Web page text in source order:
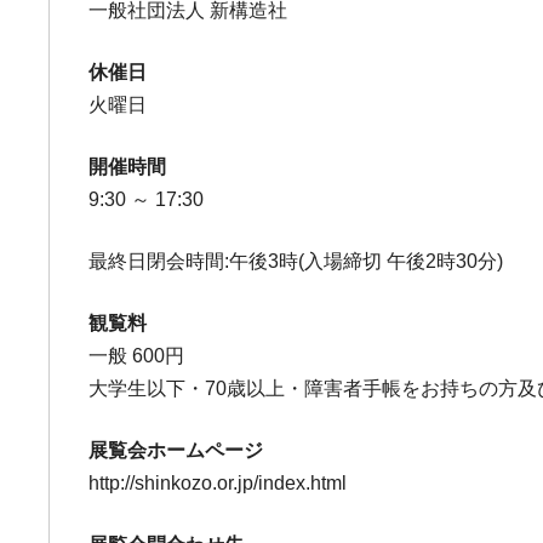
一般社団法人 新構造社
休催日
火曜日
開催時間
9:30 ～ 17:30
最終日閉会時間:午後3時(入場締切 午後2時30分)
観覧料
一般 600円
大学生以下・70歳以上・障害者手帳をお持ちの方
展覧会ホームページ
http://shinkozo.or.jp/index.html